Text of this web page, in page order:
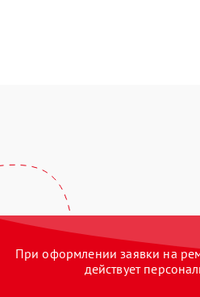
При оформлении заявки на
действует